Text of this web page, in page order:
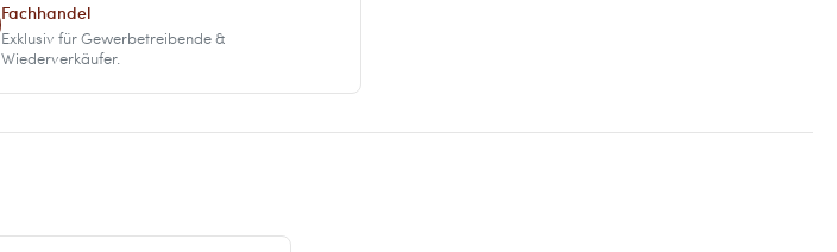
Fachhandel
Exklusiv für Gewerbetreibende &
Wiederverkäufer.